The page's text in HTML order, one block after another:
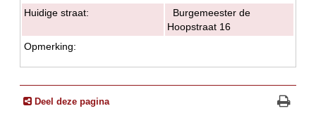
Huidige straat:
Burgemeester de
Hoopstraat 16
Opmerking:
Deel deze pagina